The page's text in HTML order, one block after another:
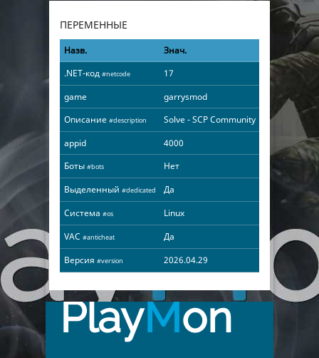
ПЕРЕМЕННЫЕ
Назв.
Знач.
.NET-код #netcode
17
game
garrysmod
Описание #description
Solve - SCP Community
appid
4000
Боты #bots
Нет
Выделенный #dedicated
Да
Система #os
Linux
VAC #anticheat
Да
Версия #version 2026.04.29
PlayMon